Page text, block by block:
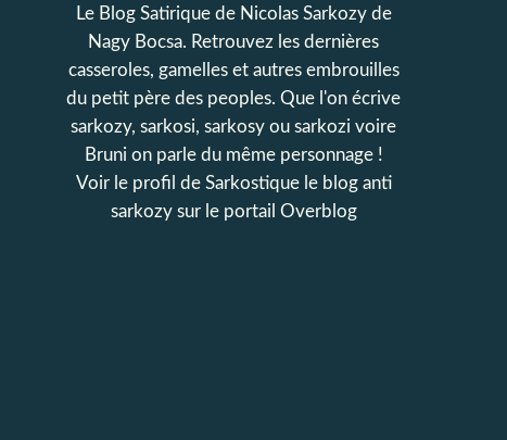
Le Blog Satirique de Nicolas Sarkozy de
Nagy Bocsa. Retrouvez les dernières
casseroles, gamelles et autres embrouilles
du petit père des peoples. Que l'on écrive
sarkozy, sarkosi, sarkosy ou sarkozi voire
Bruni on parle du même personnage !
Voir le profil de Sarkostique le blog anti
sarkozysur le portail Overblog